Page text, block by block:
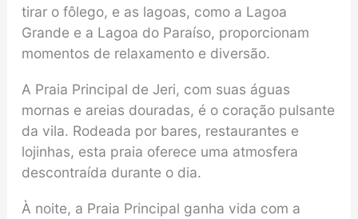
tirar o fôlego, e as lagoas, como a Lagoa
Grande e a Lagoa do Paraíso, proporcionam
momentos de relaxamento e diversão.
A Praia Principal de Jeri, com suas águas
mornas e areias douradas, é o coração pulsante
da vila. Rodeada por bares, restaurantes e
lojinhas, esta praia oferece uma atmosfera
descontraída durante o dia.
À noite, a Praia Principal ganha vida com a